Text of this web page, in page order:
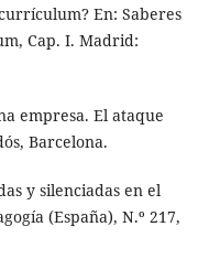
En: Saberes
Cap. I. Madrid:
empresa. El ataque
Barcelona.
y silenciadas en el
(España), N.º 217,